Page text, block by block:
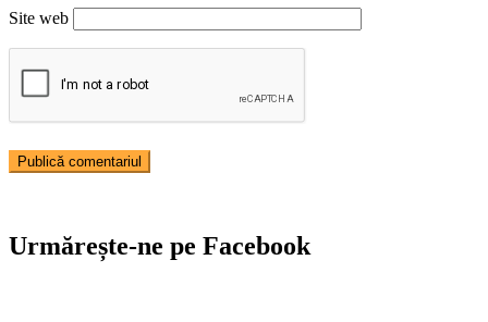
Site web
Urmărește-ne pe Facebook